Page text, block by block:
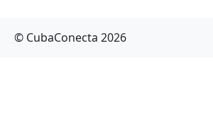
© CubaConecta 2026